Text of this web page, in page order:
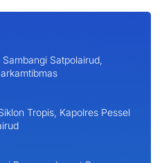
Satpolairud,
Tropis, Kapolres Pessel